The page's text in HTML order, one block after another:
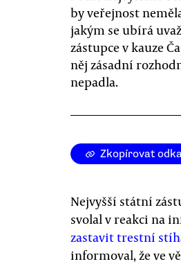
by veřejnost
jakým se ubírá
zástupce v kauze
něj zásadní
nepadla.
Zkopírovat
Nejvyšší státní
svolal v reakci na
zastavittrestní
informoval, že ve